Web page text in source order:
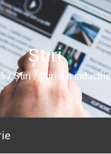
Știri
/Știri/ Știri din industrie